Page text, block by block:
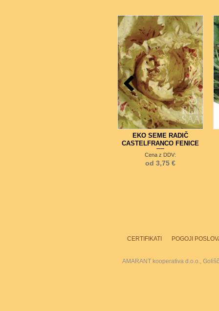
5
EKO SEME RADIČ
CASTELFRANCO FENICE
TT
Cena z DDV:
od 3,75 €
CERTIFIKATI POGOJI
AMARANT kooperativa d.o.o.,